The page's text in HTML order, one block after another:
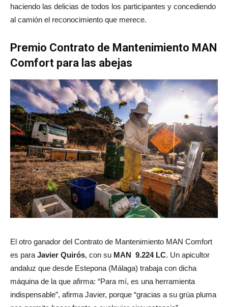
haciendo las delicias de todos los participantes y concediendo
al camión el reconocimiento que merece.
Premio Contrato de Mantenimiento MAN
Comfort para las abejas
El otro ganador del Contrato de Mantenimiento MAN Comfort
es para Javier Quirós, con su MAN 9.224 LC. Un apicultor
andaluz que desde Estepona (Málaga) trabaja con dicha
máquina de la que afirma: “Para mí, es una herramienta
indispensable”, afirma Javier, porque “gracias a su grúa pluma